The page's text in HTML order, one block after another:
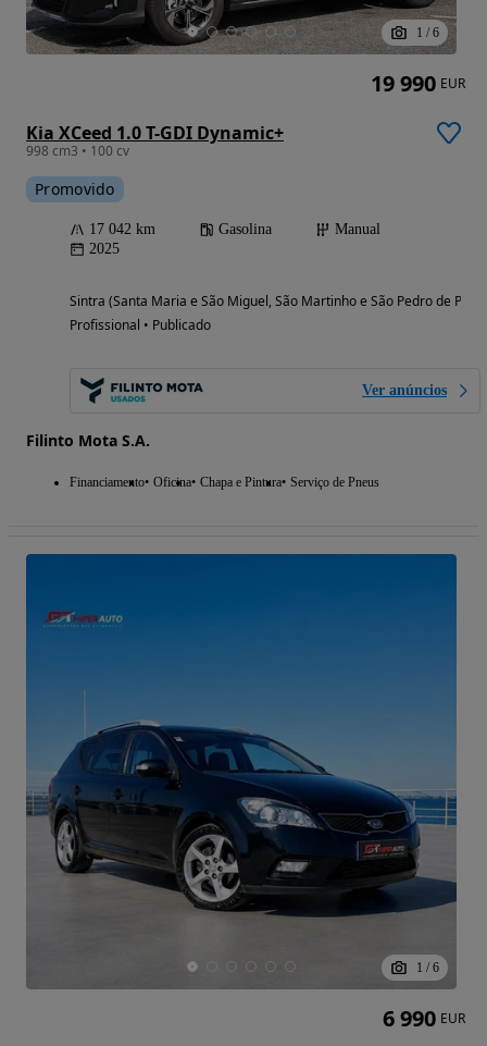
1 / 6
Kia XCeed 1.0 T-GDI Dynamic+
998 cm3 • 100 cv
Promovido
17 042 km Gasolina
Manual
2025
Sintra (Santa Maria e São Miguel, São Martinho e São Pedro de
Profissional • Publicado
Ver anúncios
Filinto Mota S.A.
Financiamento Oficina Chapa e Pintura Serviço de Pneus
19 990 EUR
1 / 6
6 990 EUR